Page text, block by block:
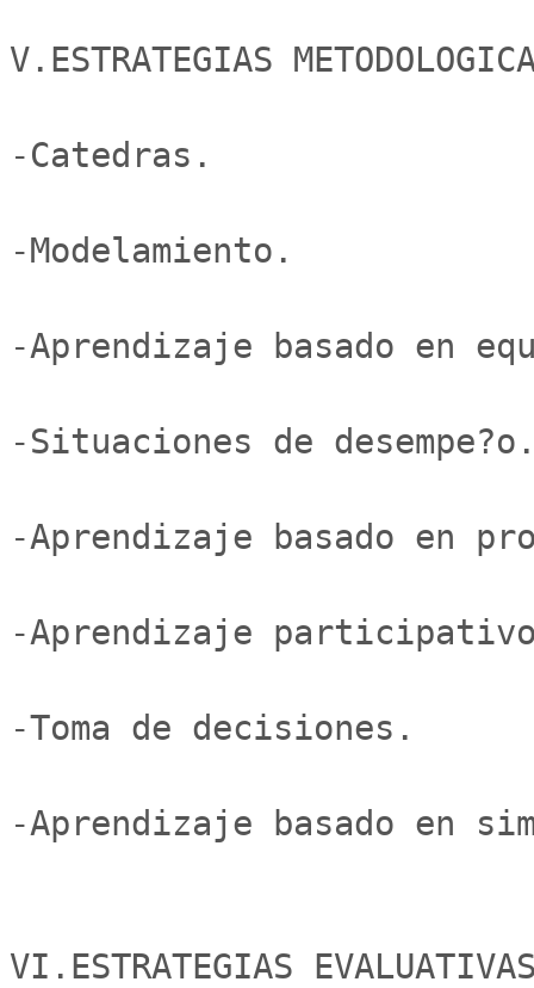
V.ESTRATEGIAS
-Catedras.
-Modelamiento.
-Aprendizaje basado en
-Situaciones de
-Aprendizaje basado en
-Aprendizaje
-Toma de decisiones.
-Aprendizaje basado en
VI.ESTRATEGIAS